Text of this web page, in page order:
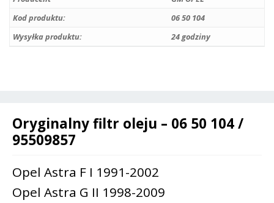
Kod produktu:
06 50 104
Wysyłka produktu:
24 godziny
Oryginalny filtr oleju – 06 50 104 /
95509857
Opel Astra F I 1991-2002
Opel Astra G II 1998-2009